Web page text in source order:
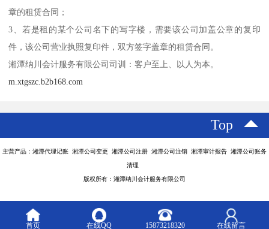
章的租赁合同；
3、若是租的某个公司名下的写字楼，需要该公司加盖公章的复印
件，该公司营业执照复印件，双方签字盖章的租赁合同。
湘潭纳川会计服务有限公司司训：客户至上、以人为本。
m.xtgszc.b2b168.com
Top
主营产品：湘潭代理记账 湘潭公司变更 湘潭公司注册 湘潭公司注销 湘潭审计报告 湘潭公司账务
清理
版权所有：湘潭纳川会计服务有限公司
首页 在线QQ 15873218320 在线留言